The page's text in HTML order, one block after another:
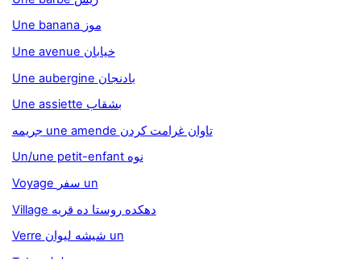
Une banana موز
Une avenue خيابان
Une aubergine بادنجان
Une assiette بشقاب
جريمه une amende تاوان غرامت کردن
Un/une petit-enfant نوه
Voyage سفر un
Village دهكده روستا ده قريه
Verre شيشه ليوان un